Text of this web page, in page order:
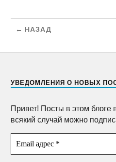
← НАЗАД
УВЕДОМЛЕНИЯ О НОВЫХ
Привет! Посты в этом блоге
всякий случай можно